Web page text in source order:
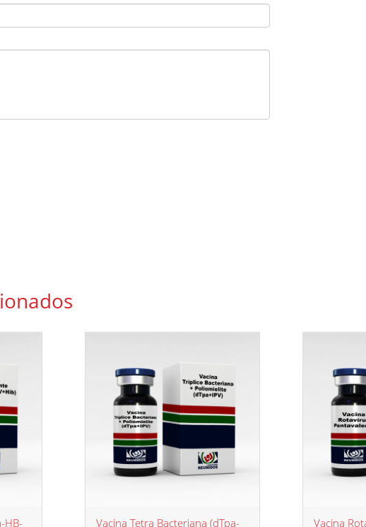
HB- Vacina Tetra Bacteriana (dTpa- Vacina